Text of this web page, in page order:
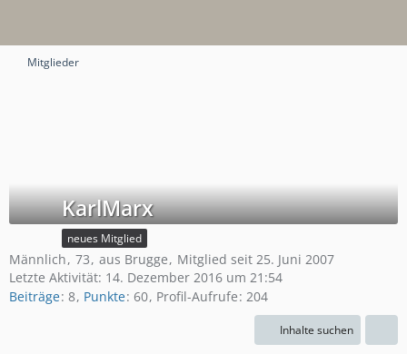
Mitglieder
KarlMarx
neues Mitglied
Männlich 73 aus Brugge
Mitglied seit 25. Juni 2007
Letzte Aktivität: 14. Dezember 2016 um 21:54
Beiträge 8 Punkte 60 Profil-Aufrufe 204
Inhalte suchen